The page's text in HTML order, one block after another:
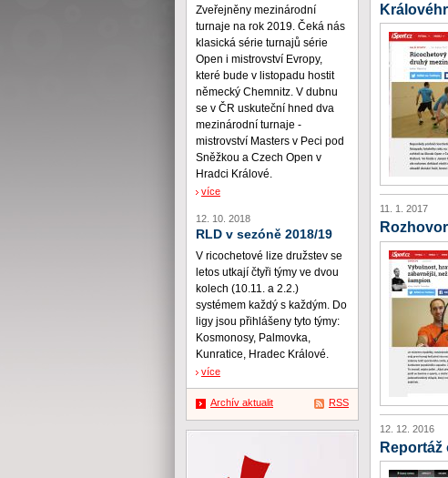
11. 1. 2017
12. 12. 2016
Zveřejněny mezinárodní
turnaje na rok 2019. Čeká nás
klasická série turnajů série
Open i mistrovství Evropy,
které bude v listopadu hostit
německý Chemnitz. V dubnu
se v ČR uskuteční hned dva
mezinárodní turnaje -
mistrovství Masters v Peci pod
Sněžkou a Czech Open v
Hradci Králové.
více
12. 10. 2018
RLD v sezóně 2018/19
V ricochetové lize družstev se
letos utkají čtyři týmy ve dvou
kolech (10.11. a 2.2.)
systémem každý s každým. Do
ligy jsou přihlášeny tyto týmy:
Kosmonosy, Palmovka,
Kunratice, Hradec Králové.
více
Archív aktualit RSS